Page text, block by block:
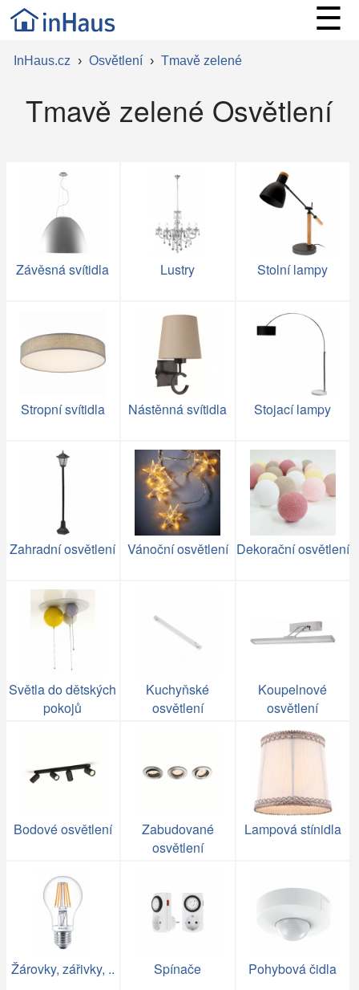
☰
InHaus.cz › Osvětlení › Tmavě zelené
Tmavě zelené Osvětlení
Závěsná svítidla Lustry Stolní lampy
Stropní svítidla Nástěnná svítidla Stojací lampy
Zahradní osvětlení Vánoční osvětlení Dekorační osvětlení
Světla do dětských
pokojů
Kuchyňské
osvětlení
Koupelnové
osvětlení
Bodové osvětlení
Zabudované
osvětlení
Lampová stínidla
Žárovky, zářivky, .. Spínače Pohybová čidla